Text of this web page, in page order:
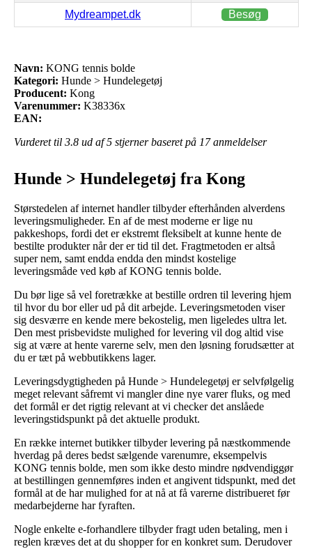
Mydreampet.dk Besøg
Navn: KONG tennis bolde
Kategori: Hunde > Hundelegetøj
Producent: Kong
Varenummer: K38336x
EAN:
Vurderet til 3.8 ud af 5 stjerner baseret på 17anmeldelser
Hunde > Hundelegetøj fra Kong
Størstedelen af internet handler tilbyder efterhånden alverdens
leveringsmuligheder. En af de mest moderne er lige nu
pakkeshops, fordi det er ekstremt fleksibelt at kunne hente de
bestilte produkter når der er tid til det. Fragtmetoden er altså
super nem, samt endda endda den mindst kostelige
leveringsmåde ved køb af KONG tennis bolde.
Du bør lige så vel foretrække at bestille ordren til levering hjem
til hvor du bor eller ud på dit arbejde. Leveringsmetoden viser
sig desværre en kende mere bekostelig, men ligeledes ultra let.
Den mest prisbevidste mulighed for levering vil dog altid vise
sig at være at hente varerne selv, men den løsning forudsætter at
du er tæt på webbutikkens lager.
Leveringsdygtigheden på Hunde > Hundelegetøj er selvfølgelig
meget relevant såfremt vi mangler dine nye varer fluks, og med
det formål er det rigtig relevant at vi checker det anslåede
leveringstidspunkt på det aktuelle produkt.
En række internet butikker tilbyder levering på næstkommende
hverdag på deres bedst sælgende varenumre, eksempelvis
KONG tennis bolde, men som ikke desto mindre nødvendiggør
at bestillingen gennemføres inden et angivent tidspunkt, med det
formål at de har mulighed for at nå at få varerne distribueret før
medarbejderne har fyraften.
Nogle enkelte e-forhandlere tilbyder fragt uden betaling, men i
reglen kræves det at du shopper for en konkret sum. Derudover